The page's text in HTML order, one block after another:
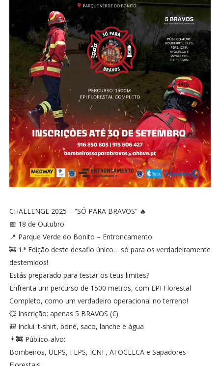
CHALLENGE 2025 – “SÓ PARA BRAVOS” 🔥
📅 18 de Outubro
📍 Parque Verde do Bonito – Entroncamento
🚒 1.ª Edição deste desafio único… só para os verdadeiramente
destemidos!
Estás preparado para testar os teus limites?
Enfrenta um percurso de 1500 metros, com EPI Florestal
Completo, como um verdadeiro operacional no terreno!
💥 Inscrição: apenas 5 BRAVOS (€)
🎒 Inclui: t-shirt, boné, saco, lanche e água
👨‍🚒 Público-alvo:
Bombeiros, UEPS, FEPS, ICNF, AFOCELCA e Sapadores